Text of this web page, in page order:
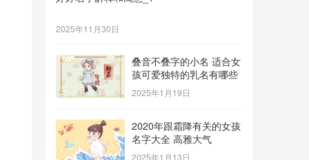
2025年11月30日
叠音不叠字的小名 适合女
孩可爱独特的乳名有哪些
2025年1月19日
2020年跟霜降有关的女孩
名字大全 高雅大气
2025年1月13日